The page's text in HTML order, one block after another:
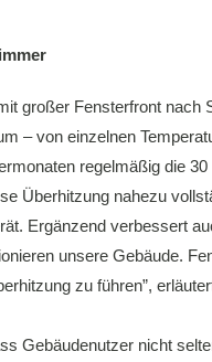
großer Fensterfront nach
– von einzelnen
regelmäßig die
Überhitzung nahezu
Ergänzend verbessert
unsere Gebäude.
zu führen”,
Gebäudenutzer nicht